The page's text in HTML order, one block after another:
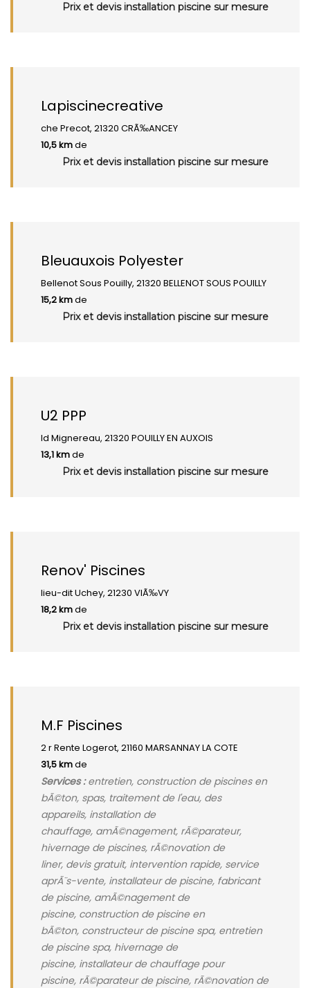
Prix et devis installation piscine sur mesure
Lapiscinecreative
che Precot, 21320 CRÃ‰ANCEY
10,5 kmde
Prix et devis installation piscine sur mesure
Bleuauxois Polyester
Bellenot Sous Pouilly, 21320 BELLENOT SOUS POUILLY
15,2 kmde
Prix et devis installation piscine sur mesure
U2 PPP
ld Mignereau, 21320 POUILLY EN AUXOIS
13,1 kmde
Prix et devis installation piscine sur mesure
Renov' Piscines
lieu-dit Uchey, 21230 VIÃ‰VY
18,2 kmde
Prix et devis installation piscine sur mesure
M.F Piscines
2 r Rente Logerot, 21160 MARSANNAY LA COTE
31,5 kmde
Services :entretien, construction de piscines en
bÃ©ton, spas, traitement de l'eau, des
appareils, installation de
chauffage, amÃ©nagement, rÃ©parateur,
hivernage de piscines, rÃ©novation de
liner, devis gratuit, intervention rapide, service
aprÃ¨s-vente, installateur de piscine, fabricant
de piscine, amÃ©nagement de
piscine, construction de piscine en
bÃ©ton, constructeur de piscine spa, entretien
de piscine spa, hivernage de
piscine, installateur de chauffage pour
piscine, rÃ©parateur de piscine, rÃ©novation de